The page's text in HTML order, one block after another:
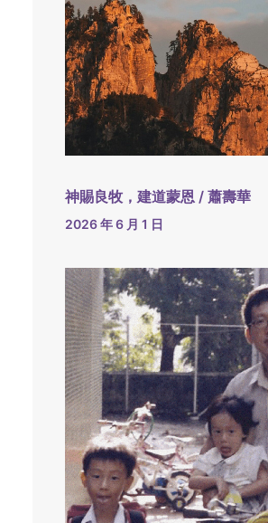
神賜良牧，建道蒙恩 / 蕭壽華
2026 年 6 月 1 日